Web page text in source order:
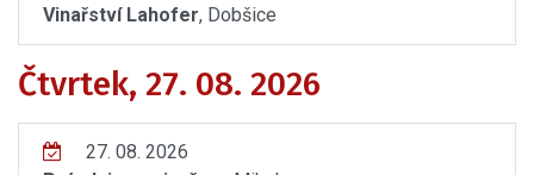
Vinařství Lahofer, Dobšice
Čtvrtek, 27. 08. 2026
27. 08. 2026